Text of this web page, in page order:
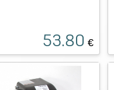
53.80 €